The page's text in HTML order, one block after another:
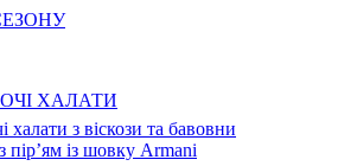
ХАЛАТИ
халати з віскози та бавовни
пір’ям із шовку Armani